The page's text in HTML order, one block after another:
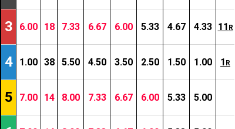
3 6.00 18 7.33 6.67 6.00 5.33 4.67 4.33 11 R
4 1.00 38 5.50 4.50 3.50 2.50 1.50 1.00 1 R
5 7.00 14 8.00 7.33 6.67 6.00 5.33 5.00